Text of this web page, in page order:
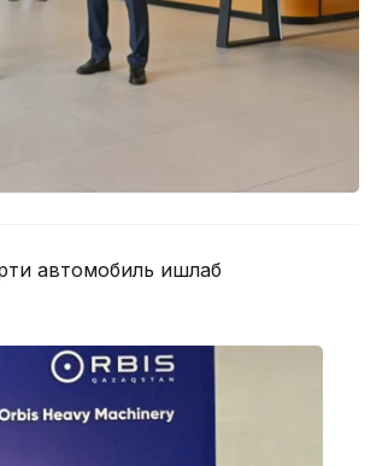
автомобиль ишлаб